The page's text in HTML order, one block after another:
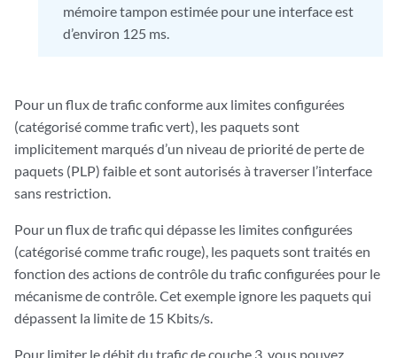
mémoire tampon estimée pour une interface est
d’environ 125 ms.
Pour un flux de trafic conforme aux limites configurées
(catégorisé comme trafic vert), les paquets sont
implicitement marqués d’un niveau de priorité de perte de
paquets (PLP) faible et sont autorisés à traverser l’interface
sans restriction.
Pour un flux de trafic qui dépasse les limites configurées
(catégorisé comme trafic rouge), les paquets sont traités en
fonction des actions de contrôle du trafic configurées pour le
mécanisme de contrôle. Cet exemple ignore les paquets qui
dépassent la limite de 15 Kbits/s.
Pour limiter le débit du trafic de couche 3, vous pouvez